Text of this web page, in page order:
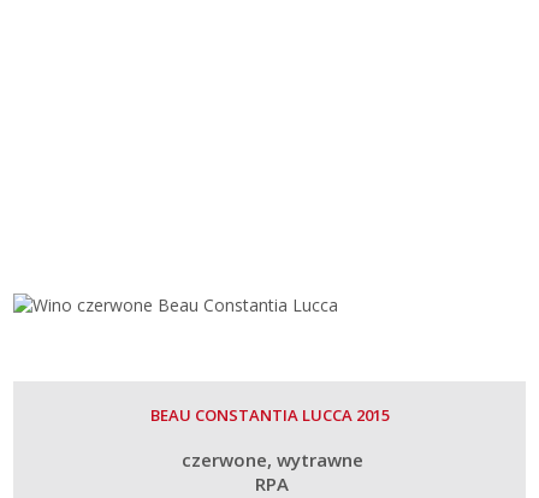
BEAU CONSTANTIA LUCCA 2015
czerwone wytrawne
RPA